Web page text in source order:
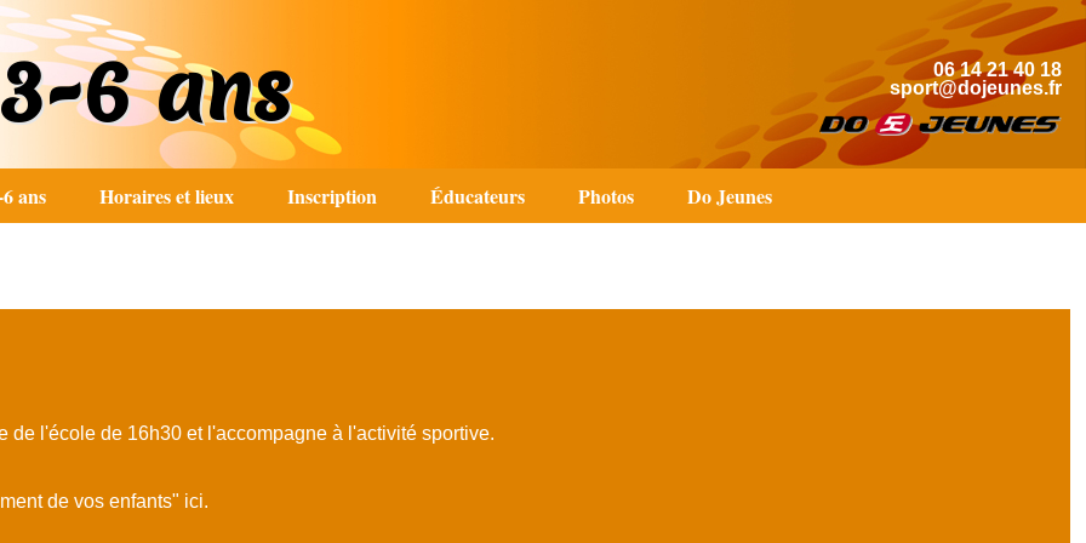
6 ans
06 14 21 40 18
sport@dojeunes.fr
ans Horaires et lieux Inscription Éducateurs Photos Do Jeunes
de l'école de 16h30 et l'accompagne à l'activité sportive.
de vos enfants" ici.